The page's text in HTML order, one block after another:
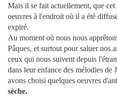
Mais il se fait actuellement, que cet
oeuvres à l'endroit où il a été
expiré.
Au moment où nous nous
Pâques, et surtout pour saluer nos
ceux qui nous suivent depuis
dans leur enfance des mélodies de
avons choisi quelques oeuvres
sèche.